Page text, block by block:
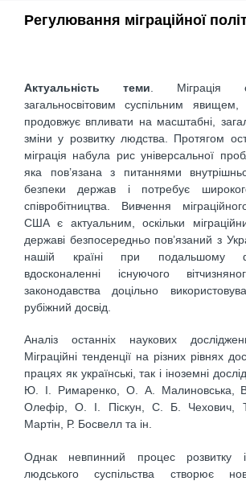
Регулювання міграційної
Актуальність теми . Міграція
загальносвітовим суспільним
продовжує впливати на масштабні,
зміни у розвитку людства. Протягом
міграція набула рис універсальної
яка пов’язана з питаннями
безпеки держав і потребує
співробітництва. Вивчення
США є актуальним, оскільки
державі безпосередньо пов’язаний з
нашій країні при подальшому
вдосконаленні існуючого
законодавства доцільно
рубіжний досвід.
Аналіз останніх наукових
Міграційні тенденції на різних рівнях
працях як українські, так і іноземні
Ю. І. Римаренко, О. А. Малиновська,
Олефір, О. І. Піскун, С. Б. Чехович,
Мартін, Р. Босвелл та ін.
Однак невпинний процес розвитку і
людського суспільства створює